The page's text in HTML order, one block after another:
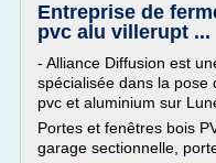
Entreprise de
pvc alu villerupt ...
- Alliance Diffusion est
spécialisée dans la pose
pvc et aluminium sur
Portes et fenêtres bois
garage sectionnelle,